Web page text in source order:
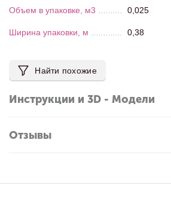
Объем в упаковке, м3 0,025
Ширина упаковки, м 0,38
Найти похожие
Инструкции и 3D - Модели
Отзывы